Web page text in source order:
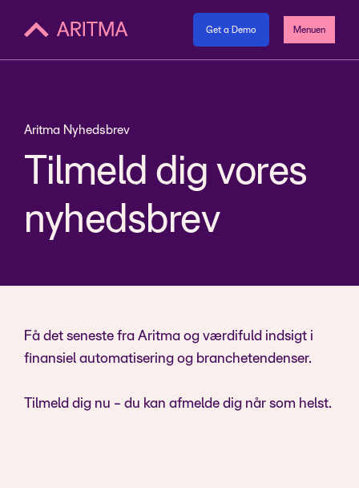
Get a Demo Menuen
Aritma Nyhedsbrev
Tilmeld dig vores
nyhedsbrev
Få det seneste fra Aritma og værdifuld indsigt i
finansiel automatisering og branchetendenser.
Tilmeld dig nu - du kan afmelde dig når som helst.